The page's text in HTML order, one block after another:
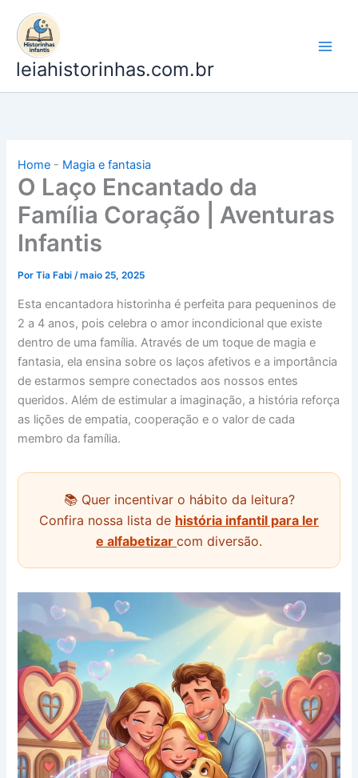
para
conteúdo
leiahistorinhas.com.br
Home - Magia e fantasia
O Laço Encantado da
Família Coração | Aventuras
Infantis
PorTia Fabi/maio 25, 2025
Esta encantadora historinha é perfeita para pequeninos de
2 a 4 anos, pois celebra o amor incondicional que existe
dentro de uma família. Através de um toque de magia e
fantasia, ela ensina sobre os laços afetivos e a importância
de estarmos sempre conectados aos nossos entes
queridos. Além de estimular a imaginação, a história reforça
as lições de empatia, cooperação e o valor de cada
membro da família.
📚 Quer incentivar o hábito da leitura?
Confira nossa lista de história infantil para ler
e alfabetizar com diversão.